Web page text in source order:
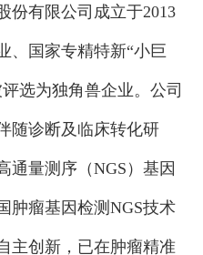
份有限公司成立于2013
、国家专精特新“小巨
选为独角兽企业。公司
随诊断及临床转化研
通量测序（NGS）基因
肿瘤基因检测NGS技术
主创新，已在肿瘤精准